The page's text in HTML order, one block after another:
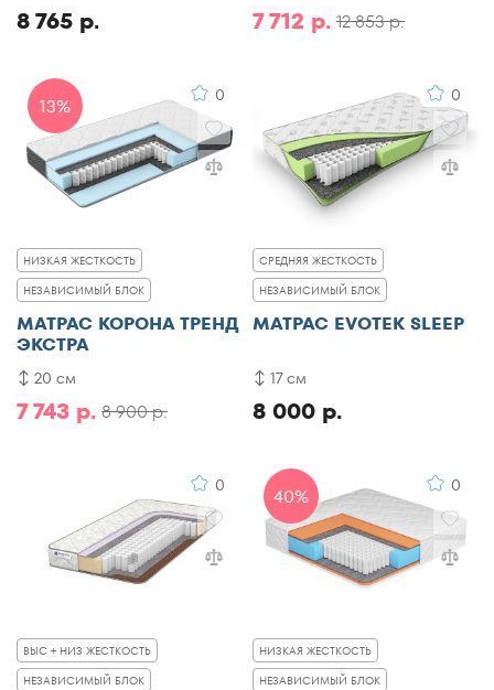
8 765 р. 12 853 р.
7 712 р.
13% 0
НИЗКАЯ ЖЕСТКОСТЬ
НЕЗАВИСИМЫЙ БЛОК
МАТРАС КОРОНА ТРЕНД
ЭКСТРА
8 900 р.
7 743 р.
20 см
0
СРЕДНЯЯ ЖЕСТКОСТЬ
НЕЗАВИСИМЫЙ БЛОК
МАТРАС EVOTEK SLEEP
8 000 р.
17 см
0
ВЫС + НИЗ ЖЕСТКОСТЬ
НЕЗАВИСИМЫЙ БЛОК
40% 0
НИЗКАЯ ЖЕСТКОСТЬ
НЕЗАВИСИМЫЙ БЛОК